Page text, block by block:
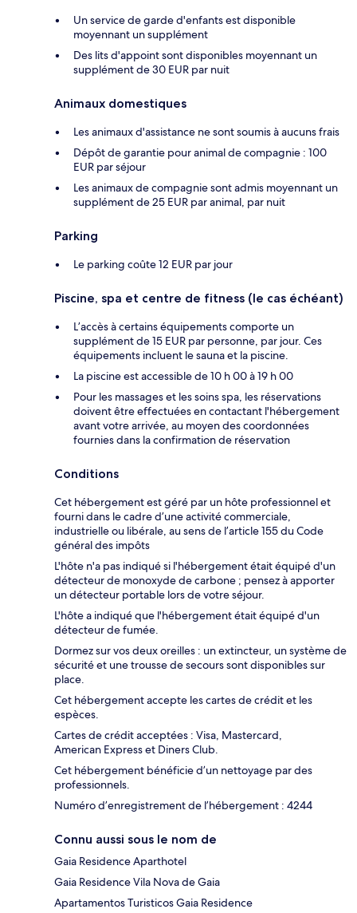
Un service de garde d'enfants est disponible
moyennant un supplément
Des lits d'appoint sont disponibles moyennant un
supplément de 30 EUR par nuit
Animaux domestiques
Les animaux d'assistance ne sont soumis à aucuns frais
Dépôt de garantie pour animal de compagnie : 100
EUR par séjour
Les animaux de compagnie sont admis moyennant un
supplément de 25 EUR par animal, par nuit
Parking
Le parking coûte 12 EUR par jour
Piscine, spa et centre de fitness (le cas échéant)
L’accès à certains équipements comporte un
supplément de 15 EUR par personne, par jour. Ces
équipements incluent le sauna et la piscine.
La piscine est accessible de 10 h 00 à 19 h 00
Pour les massages et les soins spa, les réservations
doivent être effectuées en contactant l'hébergement
avant votre arrivée, au moyen des coordonnées
fournies dans la confirmation de réservation
Conditions
Cet hébergement est géré par un hôte professionnel et
fourni dans le cadre d’une activité commerciale,
industrielle ou libérale, au sens de l’article 155 du Code
général des impôts
L'hôte n'a pas indiqué si l'hébergement était équipé d'un
détecteur de monoxyde de carbone ; pensez à apporter
un détecteur portable lors de votre séjour.
L'hôte a indiqué que l'hébergement était équipé d'un
détecteur de fumée.
Dormez sur vos deux oreilles : un extincteur, un système de
sécurité et une trousse de secours sont disponibles sur
place.
Cet hébergement accepte les cartes de crédit et les
espèces.
Cartes de crédit acceptées : Visa, Mastercard,
American Express et Diners Club.
Cet hébergement bénéficie d’un nettoyage par des
professionnels.
Numéro d’enregistrement de l’hébergement : 4244
Connu aussi sous le nom de
Gaia Residence Aparthotel
Gaia Residence Vila Nova de Gaia
Apartamentos Turisticos Gaia Residence